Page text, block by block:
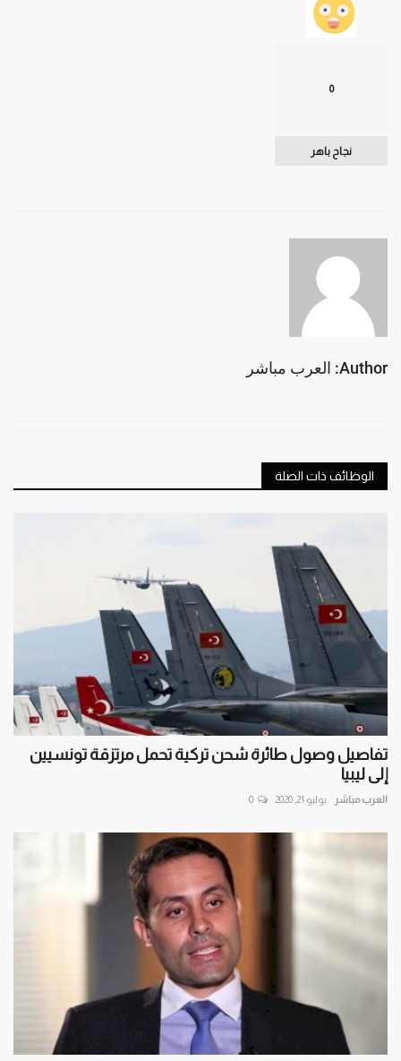
0
نجاح باهر
Author: العرب مباشر
الوظائف ذات الصلة
تفاصيل وصول طائرة شحن تركية تحمل مرتزقة تونسيين
إلى ليبيا
العرب مباشر يوليو 21, 2020 0